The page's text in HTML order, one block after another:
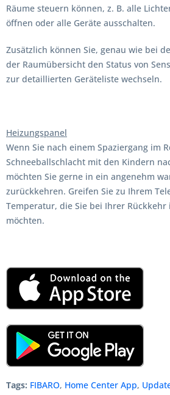
Räume steuern können, z. B. alle
öffnen oder alle Geräte ausschalten.
Zusätzlich können Sie, genau wie bei
der Raumübersicht den Status von
zur detaillierten Geräteliste wechseln.
Heizungspanel
Wenn Sie nach einem Spaziergang im
Schneeballschlacht mit den Kindern
möchten Sie gerne in ein angenehm
zurückkehren. Greifen Sie zu Ihrem
Temperatur, die Sie bei Ihrer Rückkehr
möchten.
Tags: FIBARO, Home Center App,